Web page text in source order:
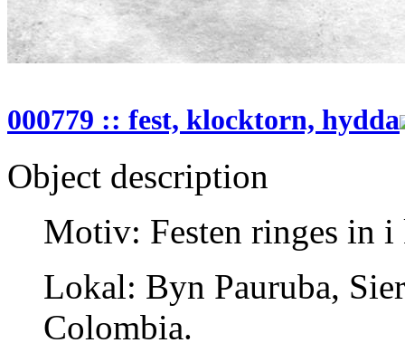
000779 :: fest, klocktorn, hydda
Object description
Motiv: Festen ringes in
Lokal: Byn Pauruba,
Colombia.